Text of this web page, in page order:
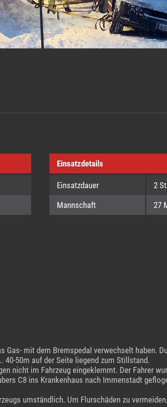
Einsatzdetails
Einsatzdauer
2
Mannschaft
27
mit dem Bremspedal verwechselt haben.
40-50m auf der Seite liegend zum Stillstand.
nicht im Fahrzeug eingeklemmt. Der Fahrer
C8 ins Krankenhaus nach Immenstadt
umständlich. Um Flurschäden zu